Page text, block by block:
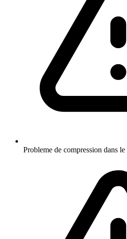
Probleme de compression dans